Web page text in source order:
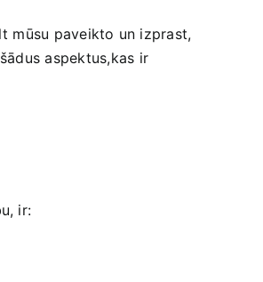
mūsu paveikto un izprast,
‍ šādus aspektus,kas⁢ ir⁣
ir: